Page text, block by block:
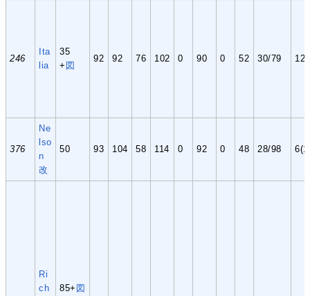
246
Ita
lia
35
+ 図
92 92 76 102 0 90 0 52 30/79 12
376
Ne
lso
n
改
50 93 104 58 114 0 92 0 48 28/98
Ri
ch
85+ 図